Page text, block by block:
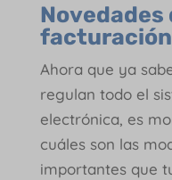
Novedades
Ahora que ya
regulan todo el
electrónica, es
cuáles son las
importantes que